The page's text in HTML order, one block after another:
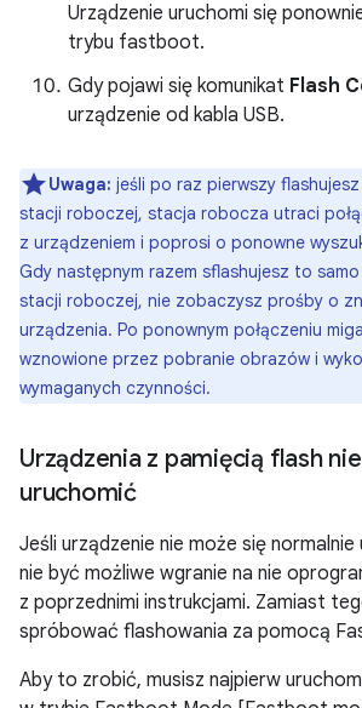
Urządzenie uruchomi się
trybu fastboot.
Gdy pojawi się komunikat Flash
urządzenie od kabla USB.
Uwaga: jeśli po raz pierwszy
stacji roboczej, stacja robocza utraci
z urządzeniem i poprosi o ponowne
Gdy następnym razem sflashujesz to
stacji roboczej, nie zobaczysz prośby o
urządzenia. Po ponownym połączeniu
wznowione przez pobranie obrazów i
wymaganych czynności.
Urządzenia z pamięcią flash
uruchomić
Jeśli urządzenie nie może się
nie być możliwe wgranie na nie
z poprzednimi instrukcjami. Zamiast
spróbować flashowania za pomocą
Aby to zrobić, musisz najpierw